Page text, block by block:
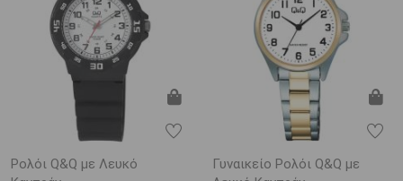
Ρολόι Q&Q με Λευκό
Γυναικείο Ρολόι Q&Q με